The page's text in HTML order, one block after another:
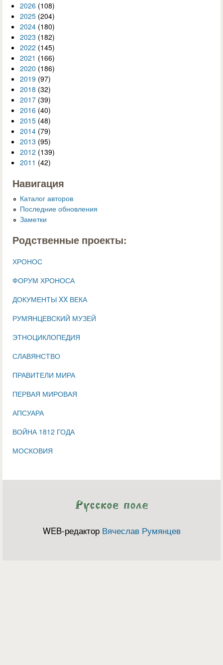
2026 (108)
2025 (204)
2024 (180)
2023 (182)
2022 (145)
2021 (166)
2020 (186)
2019 (97)
2018 (32)
2017 (39)
2016 (40)
2015 (48)
2014 (79)
2013 (95)
2012 (139)
2011 (42)
Навигация
Каталог авторов
Последние обновления
Заметки
Родственные проекты:
ХРОНОС
ФОРУМ ХРОНОСА
ДОКУМЕНТЫ XX ВЕКА
РУМЯНЦЕВСКИЙ МУЗЕЙ
ЭТНОЦИКЛОПЕДИЯ
СЛАВЯНСТВО
ПРАВИТЕЛИ МИРА
ПЕРВАЯ МИРОВАЯ
АПСУАРА
ВОЙНА 1812 ГОДА
МОСКОВИЯ
WEB-редактор Вячеслав Румянцев